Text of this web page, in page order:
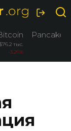
$76.2 тыс.
-3.26%